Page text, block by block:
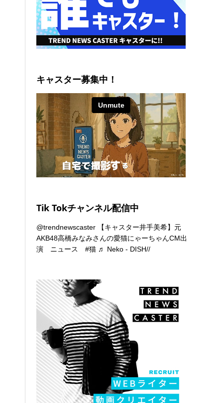
キャスター募集中！
Tik Tokチャンネル配信中
@trendnewscaster 【キャスター井手美希】元
AKB48高橋みなみさんの愛猫にゃーちゃんCM出
演 ニュース#猫 ♬ Neko - DISH//